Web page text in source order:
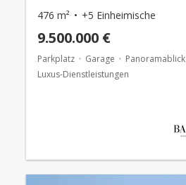
476 m² +5 Einheimische
9.500.000 €
Parkplatz Garage
Panoramablick
Luxus-Dienstleistungen